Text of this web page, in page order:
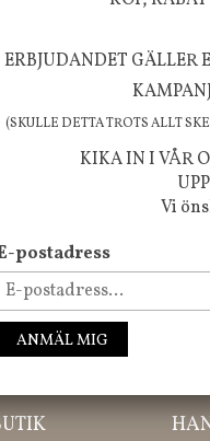
FÖLJ OSS
Missa inte våra nyheter,
ERBJUDANDET GÄLLER
(SKULLE DETTA TROTS ALLT
KIKA IN I VÅR
Vi
postadress
ANMÄL MIG